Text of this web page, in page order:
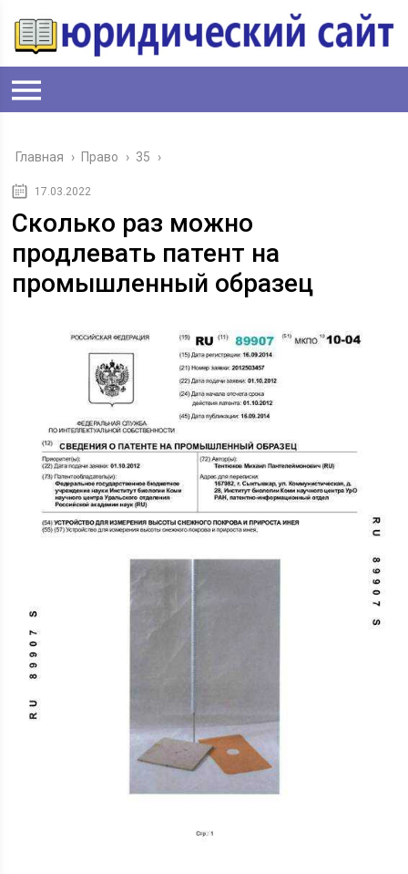
Главная › Право › 35 ›
17.03.2022
Сколько раз можно
продлевать патент на
промышленный образец